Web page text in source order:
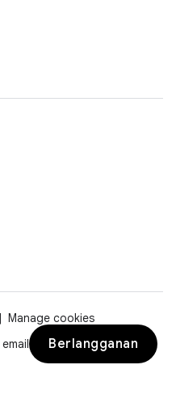
Manage cookies
Berlangganan